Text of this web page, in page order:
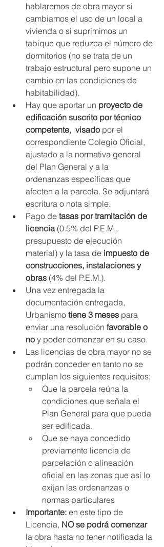
hablaremos de obra mayor si
cambiamos el uso de un local a
vivienda o si suprimimos un
tabique que reduzca el número de
dormitorios (no se trata de un
trabajo estructural pero supone un
cambio en las condiciones de
habitabilidad).
Hay que aportar un proyecto de
edificación suscrito por técnico
competente,  visado por el
correspondiente Colegio Oficial,
ajustado a la normativa general
del Plan General y a la
ordenanzas específicas que
afecten a la parcela. Se adjuntará
escritura o nota simple.
Pago de tasas por tramitación de
licencia (0.5% del P.E.M.,
presupuesto de ejecución
material) y la tasa de impuesto de
construcciones, instalaciones y
obras (4% del P.E.M.).
Una vez entregada la
documentación entregada,
Urbanismo tiene 3 meses para
enviar una resolución favorable o
no y poder comenzar en su caso.
Las licencias de obra mayor no se
podrán conceder en tanto no se
cumplan los siguientes requisitos;
Que la parcela reúna la
condiciones que señala el
Plan General para que pueda
ser edificada.
Que se haya concedido
previamente licencia de
parcelación o alineación
oficial en las zonas que así lo
exijan las ordenanzas o
normas particulares
Importante: en este tipo de
Licencia, NO se podrá comenzar
la obra hasta no tener notificada la